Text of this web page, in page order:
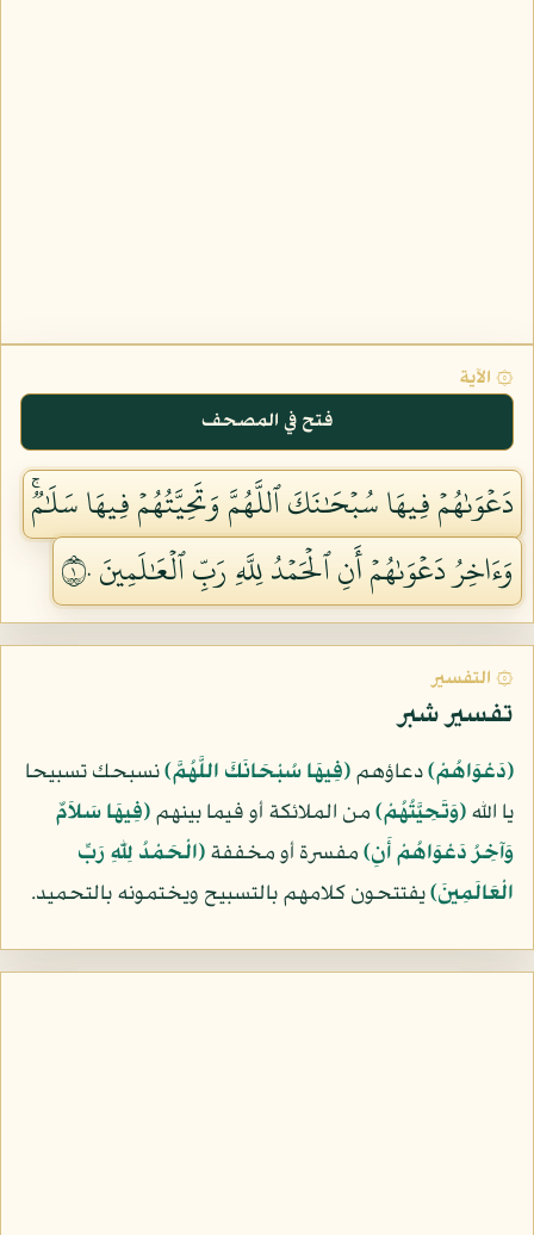
۞ الآية
فتح في المصحف
دَعۡوَىٰهُمۡ فِيهَا سُبۡحَٰنَكَ ٱللَّهُمَّ وَتَحِيَّتُهُمۡ فِيهَا سَلَٰمٞۚ
وَءَاخِرُ دَعۡوَىٰهُمۡ أَنِ ٱلۡحَمۡدُ لِلَّهِ رَبِّ ٱلۡعَٰلَمِينَ ١٠
۞ التفسير
تفسير شبر
﴿دَعْوَاهُمْ﴾دعاؤهم﴿فِيهَا سُبْحَانَكَ اللَّهُمَّ﴾نسبحك تسبيحا
يا الله﴿وَتَحِيَّتُهُمْ﴾من الملائكة أو فيما بينهم﴿فِيهَا سَلاَمٌ
وَآخِرُ دَعْوَاهُمْ أَنِ﴾مفسرة أو مخففة﴿الْحَمْدُ لِلّهِ رَبِّ
الْعَالَمِينَ﴾يفتتحون كلامهم بالتسبيح ويختمونه بالتحميد.